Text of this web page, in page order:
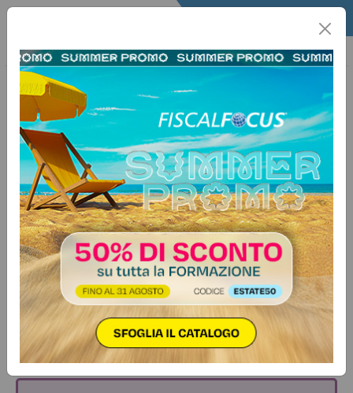
Home Lavoro Utility Lavoro Circolare del lavoro
16 maggio 2026
Circolare del lavoro n. 18 del
16.05.2026
Circolare del lavoro
Autore:Redazione Fiscal Focus
Le uscite della settimanaFerie, ROL ed ex festività non
godute: come gestirle senza erroriCome compilare e
trasmettere senza errori il Rapporto biennale pari
opportunità 2024-2025Rateazione premi INAIL fino a 60
mesi: come compilare la domandaLicenziamenti nelle
piccole imprese: la Consulta valuta…